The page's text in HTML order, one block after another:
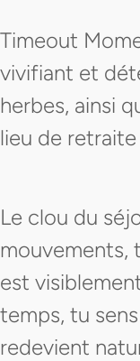
Timeout
vivifiant et
herbes, ainsi
lieu de
Le clou du
mouvements,
est
temps, tu
redevient